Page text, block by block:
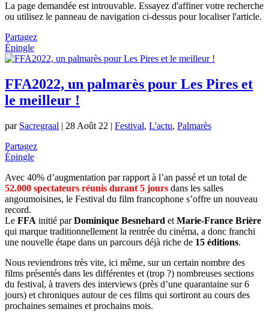
La page demandée est introuvable. Essayez d'affiner votre recherche
ou utilisez le panneau de navigation ci-dessus pour localiser l'article.
Partagez
Épingle
FFA2022, un palmarès pour Les Pires et
le meilleur !
par Sacregraal | 28 Août 22 | Festival, L'actu, Palmarès
Partagez
Épingle
Avec 40% d’augmentation par rapport à l’an passé et un total de
52.000 spectateurs réunis durant 5 jours dans les salles
angoumoisines, le Festival du film francophone s’offre un nouveau
record.
Le FFA initié parDominique Besnehard et Marie-France Brière
qui marque traditionnellement la rentrée du cinéma, a donc franchi
une nouvelle étape dans un parcours déjà riche de 15 éditions.
Nous reviendrons très vite, ici même, sur un certain nombre des
films présentés dans les différentes et (trop ?) nombreuses sections
du festival, à travers des interviews (près d’une quarantaine sur 6
jours) et chroniques autour de ces films qui sortiront au cours des
prochaines semaines et prochains mois.